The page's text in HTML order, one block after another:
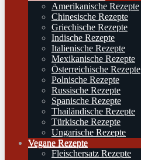
Amerikanische Rezepte
Chinesische Rezepte
Griechische Rezepte
Indische Rezepte
Italienische Rezepte
Mexikanische Rezepte
Österreichische Rezepte
Polnische Rezepte
Russische Rezepte
Spanische Rezepte
Thailändische Rezepte
Türkische Rezepte
Ungarische Rezepte
Vegane Rezepte
Fleischersatz Rezepte